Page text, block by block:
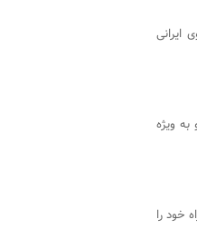
ایرانی
ویژه
خود را